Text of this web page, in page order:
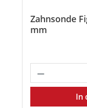
Zahnsonde
mm
Produkt
In